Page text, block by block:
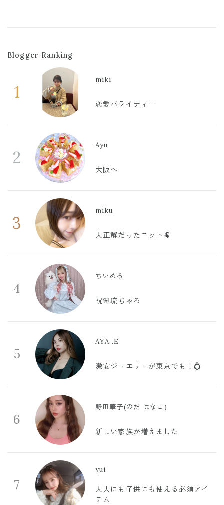
Blogger Ranking
1
miki
恋愛バライティー
2
Ayu
大阪へ
3
miku
大正解だったニット🐏
4
ちいめろ
祝🌸琉ちゃろ
5
AYA..E
激安ジュエリーが東京でも！💍
6
野田華子(のだ はなこ)
新しい家族が増えました
7
yui
大人にも子供にも使える必須アイ
テム